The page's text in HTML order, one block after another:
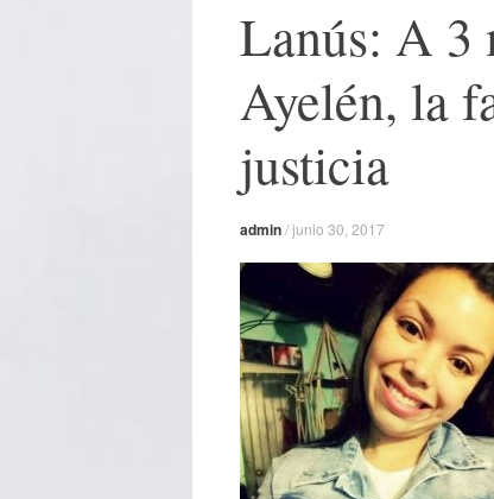
Lanús: A 3
Ayelén, la
justicia
admin/junio 30, 2017